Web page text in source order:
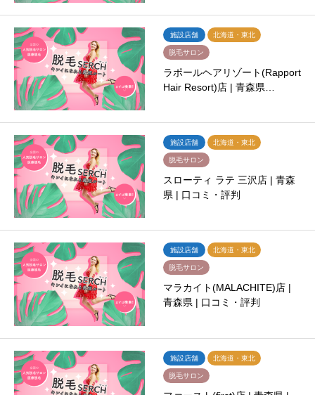
施設店舗 北海道・東北
脱毛サロン
ラポールヘアリゾート(Rapport
Hair Resort)店 | 青森県…
施設店舗 北海道・東北
脱毛サロン
スローティ ラテ 三沢店 | 青森
県 | 口コミ・評判
施設店舗 北海道・東北
脱毛サロン
マラカイト(MALACHITE)店 |
青森県 | 口コミ・評判
施設店舗 北海道・東北
脱毛サロン